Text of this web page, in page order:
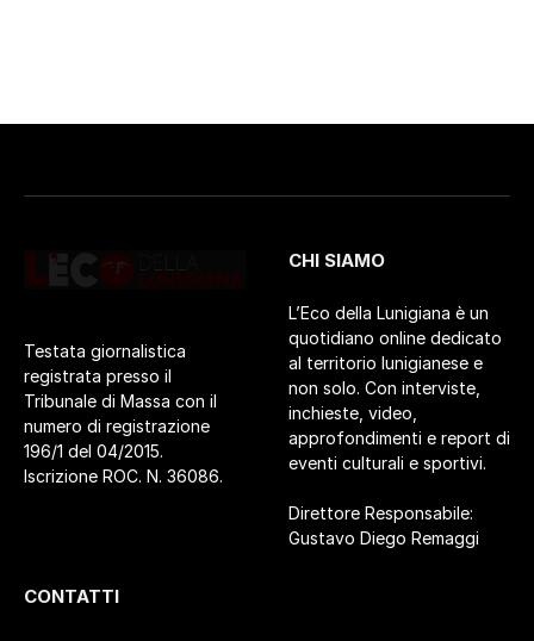
Testata giornalistica
registrata presso il
Tribunale di Massa con il
numero di registrazione
196/1 del 04/2015.
Iscrizione ROC. N. 36086.
CHI SIAMO
L’Eco della Lunigiana è un
quotidiano online dedicato
al territorio lunigianese e
non solo. Con interviste,
inchieste, video,
approfondimenti e report di
eventi culturali e sportivi.
Direttore Responsabile:
Gustavo Diego Remaggi
CONTATTI